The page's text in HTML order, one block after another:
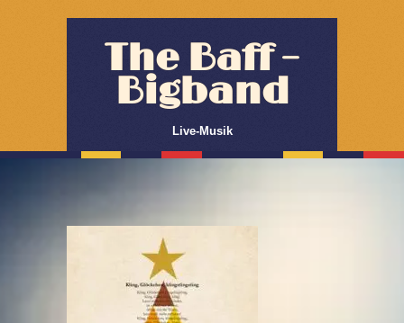
The Baff –
Bigband
Live-Musik